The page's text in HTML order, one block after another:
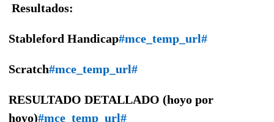
Resultados:
Stableford Handicap#mce_temp_url#
Scratch#mce_temp_url#
RESULTADO DETALLADO (hoyo por
hoyo)#mce_temp_url#